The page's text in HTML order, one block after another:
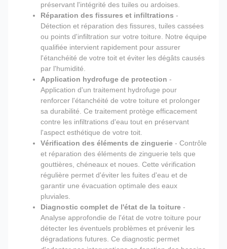
préservant l'intégrité des tuiles ou ardoises.
Réparation des fissures et infiltrations -
Détection et réparation des fissures, tuiles cassées
ou points d'infiltration sur votre toiture. Notre équipe
qualifiée intervient rapidement pour assurer
l'étanchéité de votre toit et éviter les dégâts causés
par l'humidité.
Application hydrofuge de protection -
Application d'un traitement hydrofuge pour
renforcer l'étanchéité de votre toiture et prolonger
sa durabilité. Ce traitement protège efficacement
contre les infiltrations d'eau tout en préservant
l'aspect esthétique de votre toit.
Vérification des éléments de zinguerie - Contrôle
et réparation des éléments de zinguerie tels que
gouttières, chéneaux et noues. Cette vérification
régulière permet d'éviter les fuites d'eau et de
garantir une évacuation optimale des eaux
pluviales.
Diagnostic complet de l'état de la toiture -
Analyse approfondie de l'état de votre toiture pour
détecter les éventuels problèmes et prévenir les
dégradations futures. Ce diagnostic permet